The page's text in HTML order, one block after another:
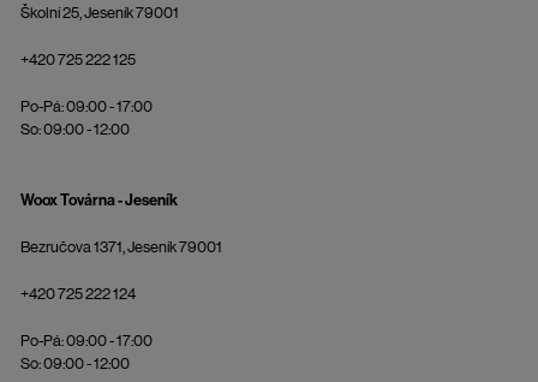
Školní 25, Jeseník 79001
+420 725 222 125
Po-Pá: 09:00 - 17:00
So: 09:00 - 12:00
Woox Továrna - Jeseník
Bezručova 1371, Jeseník 79001
+420 725 222 124
Po-Pá: 09:00 - 17:00
So: 09:00 - 12:00